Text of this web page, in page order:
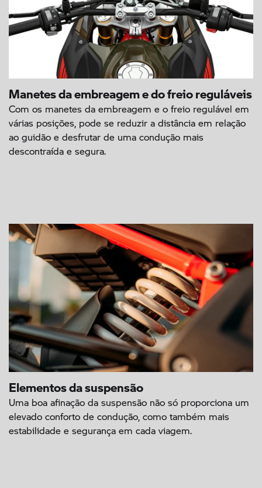
Manetes da embreagem e do freio reguláveis
Com os manetes da embreagem e o freio regulável em
várias posições, pode se reduzir a distância em relação
ao guidão e desfrutar de uma condução mais
descontraída e segura.
Elementos da suspensão
Uma boa afinação da suspensão não só proporciona um
elevado conforto de condução, como também mais
estabilidade e segurança em cada viagem.